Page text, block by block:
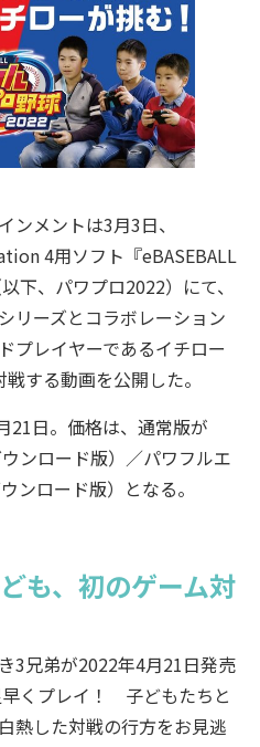
メントは3月3日、
4用ソフト『eBASEBALL
下、パワプロ2022）にて、
リーズとコラボレーション
プレイヤーであるイチロー
する動画を公開した。
21日。価格は、通常版が
ンロード版）／パワフルエ
ンロード版）となる。
も、初のゲーム対
3兄弟が2022年4月21日発売
くプレイ！ 子どもたちと
熱した対戦の行方をお見逃